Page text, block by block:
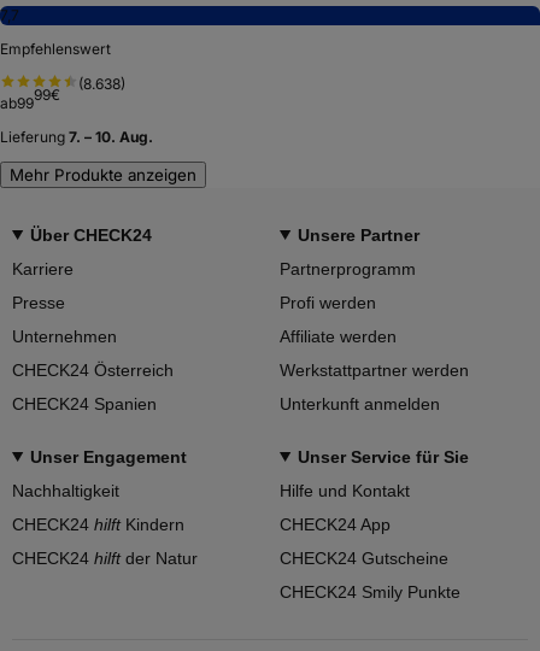
7,7
Empfehlenswert
(8.638)
ab9999€
Lieferung 7. – 10. Aug.
Mehr Produkte anzeigen
Über CHECK24
Karriere
Presse
Unternehmen
CHECK24 Österreich
CHECK24 Spanien
Unsere Partner
Partnerprogramm
Profi werden
Affiliate werden
Werkstattpartner werden
Unterkunft anmelden
Unser Engagement
Nachhaltigkeit
CHECK24 hilftKindern
CHECK24 hilftder Natur
Unser Service für Sie
Hilfe und Kontakt
CHECK24 App
CHECK24 Gutscheine
CHECK24 Smily Punkte